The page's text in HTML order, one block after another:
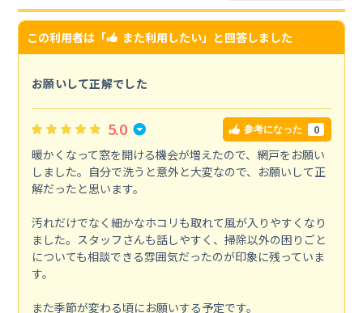
この利用者は「 また利用したい」と回答しました
お願いして正解でした
5.0 参考になった 0
暖かくなって窓を開ける機会が増えたので、網戸をお願い
しました。自分で洗うと意外と大変なので、お願いして正
解だったと思います。
汚れだけでなく細かなホコリも取れて風が入りやすくなり
ました。スタッフさんも話しやすく、掃除以外の困りごと
についても相談できる雰囲気だったのが印象に残っていま
す。
また季節が変わる頃にお願いする予定です。